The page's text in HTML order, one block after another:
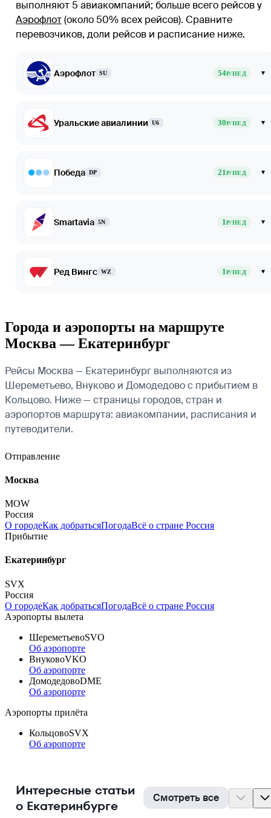
выполняют 5 авиакомпаний; больше всего рейсов у
Аэрофлот(около 50% всех рейсов). Сравните
перевозчиков, доли рейсов и расписание ниже.
Аэрофлот SU 54Р/НЕД ▾
Уральские авиалинии U6 30Р/НЕД ▾
Победа DP 21Р/НЕД ▾
Smartavia 5N 1Р/НЕД ▾
Ред Вингс WZ 1Р/НЕД ▾
Города и аэропорты на маршруте
Москва — Екатеринбург
Рейсы Москва — Екатеринбург выполняются из
Шереметьево, Внуково и Домодедово с прибытием в
Кольцово. Ниже — страницы городов, стран и
аэропортов маршрута: авиакомпании, расписания и
путеводители.
Отправление
Москва
MOW
Россия
О городеКак добратьсяПогодаВсё о стране Россия
Прибытие
Екатеринбург
SVX
Россия
О городеКак добратьсяПогодаВсё о стране Россия
Аэропорты вылета
ШереметьевоSVO
Об аэропорте
ВнуковоVKO
Об аэропорте
ДомодедовоDME
Об аэропорте
Аэропорты прилёта
КольцовоSVX
Об аэропорте
Интересные статьи
о Екатеринбурге
Смотреть все